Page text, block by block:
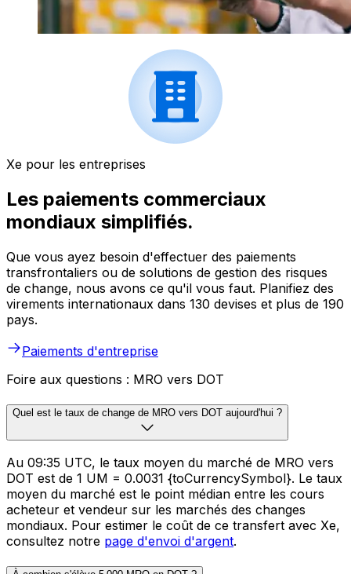
Xe pour les entreprises
Les paiements commerciaux
mondiaux simplifiés.
Que vous ayez besoin d'effectuer des paiements
transfrontaliers ou de solutions de gestion des risques
de change, nous avons ce qu'il vous faut. Planifiez des
virements internationaux dans 130 devises et plus de 190
pays.
Paiements d'entreprise
Foire aux questions : MRO vers DOT
Quel est le taux de change de MRO vers DOT aujourd'hui ?
Au 09:35 UTC, le taux moyen du marché de MRO vers
DOT est de 1 UM = 0.0031 {toCurrencySymbol}. Le taux
moyen du marché est le point médian entre les cours
acheteur et vendeur sur les marchés des changes
mondiaux. Pour estimer le coût de ce transfert avec Xe,
consultez notre page d'envoi d'argent.